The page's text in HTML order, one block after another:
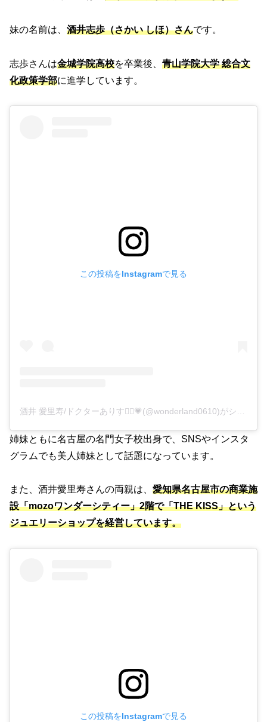
妹の名前は、 酒井志歩（さかい しほ）さんです。
志歩さんは金城学院高校を卒業後、 青山学院大学 総合文
化政策学部に進学しています。
この投稿をInstagramで見る
姉妹ともに名古屋の名門女子校出身で、SNSやインスタ
グラムでも美人姉妹として話題になっています。
また、酒井愛里寿さんの両親は、 愛知県名古屋市の商業施
設「mozoワンダーシティー」2階で「THE KISS」という
ジュエリーショップを経営しています。
この投稿をInstagramで見る